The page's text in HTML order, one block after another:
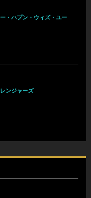
・ハプン・ウィズ・ユー
ンジャーズ